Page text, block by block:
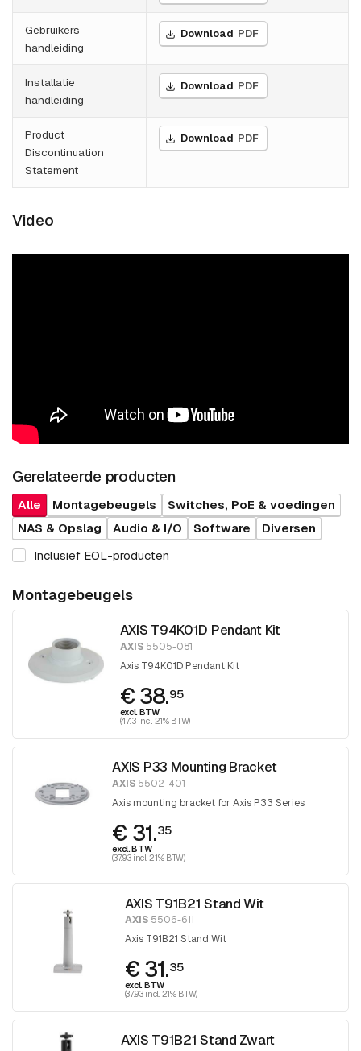
Gebruikers
handleiding
Download PDF
Installatie
handleiding
Download PDF
Product
Discontinuation
Statement
Download PDF
Video
Gerelateerde producten
Alle Montagebeugels
Switches, PoE & voedingen
NAS & Opslag
Audio & I/O Software
Diversen
Inclusief EOL-producten
Montagebeugels
AXIS T94K01D Pendant Kit
AXIS5505-081
Axis T94K01D Pendant Kit
€ 38.95
excl. BTW
(47.13 incl. 21% BTW)
AXIS P33 Mounting Bracket
AXIS 5502-401
Axis mounting bracket for Axis P33 Series
€ 31.35
excl. BTW
(37.93 incl. 21% BTW)
AXIS T91B21 Stand Wit
AXIS5506-611
Axis T91B21 Stand Wit
€ 31.35
excl. BTW
(37.93 incl. 21% BTW)
AXIS T91B21 Stand Zwart